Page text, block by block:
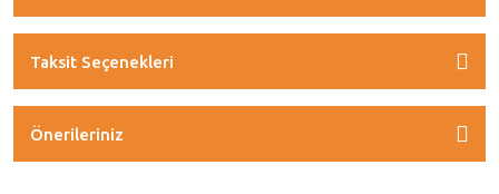
Taksit Seçenekleri
Önerileriniz